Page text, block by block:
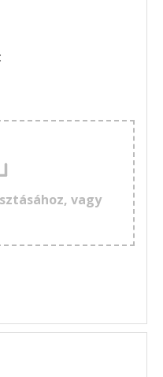
vagy